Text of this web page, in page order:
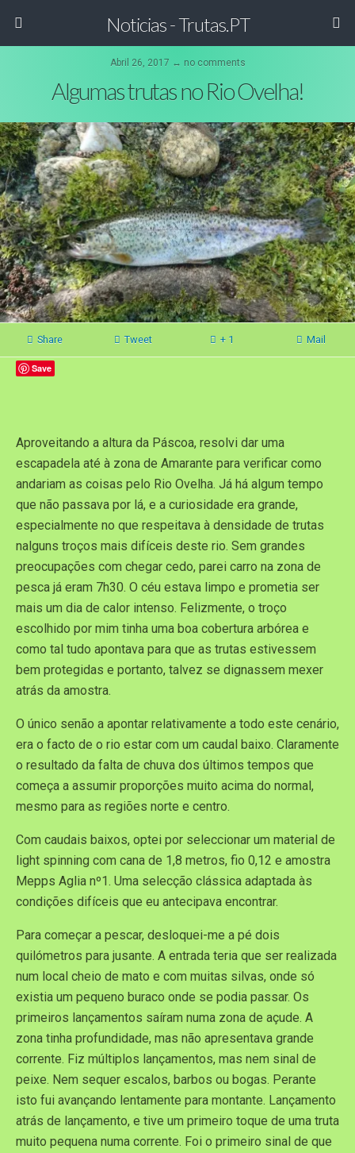
Noticias - Trutas.PT
Abril 26, 2017 ↔ no comments
Algumas trutas no Rio Ovelha!
Share Tweet + 1 Mail
Save
Aproveitando a altura da Páscoa, resolvi dar uma
escapadela até à zona de Amarante para verificar como
andariam as coisas pelo Rio Ovelha. Já há algum tempo
que não passava por lá, e a curiosidade era grande,
especialmente no que respeitava à densidade de trutas
nalguns troços mais difíceis deste rio. Sem grandes
preocupações com chegar cedo, parei carro na zona de
pesca já eram 7h30. O céu estava limpo e prometia ser
mais um dia de calor intenso. Felizmente, o troço
escolhido por mim tinha uma boa cobertura arbórea e
como tal tudo apontava para que as trutas estivessem
bem protegidas e portanto, talvez se dignassem mexer
atrás da amostra.
O único senão a apontar relativamente a todo este cenário,
era o facto de o rio estar com um caudal baixo. Claramente
o resultado da falta de chuva dos últimos tempos que
começa a assumir proporções muito acima do normal,
mesmo para as regiões norte e centro.
Com caudais baixos, optei por seleccionar um material de
light spinning com cana de 1,8 metros, fio 0,12 e amostra
Mepps Aglia nº1. Uma selecção clássica adaptada às
condições difíceis que eu antecipava encontrar.
Para começar a pescar, desloquei-me a pé dois
quilómetros para jusante. A entrada teria que ser realizada
num local cheio de mato e com muitas silvas, onde só
existia um pequeno buraco onde se podia passar. Os
primeiros lançamentos saíram numa zona de açude. A
zona tinha profundidade, mas não apresentava grande
corrente. Fiz múltiplos lançamentos, mas nem sinal de
peixe. Nem sequer escalos, barbos ou bogas. Perante
isto fui avançando lentamente para montante. Lançamento
atrás de lançamento, e tive um primeiro toque de uma truta
muito pequena numa corrente. Foi o primeiro sinal de que